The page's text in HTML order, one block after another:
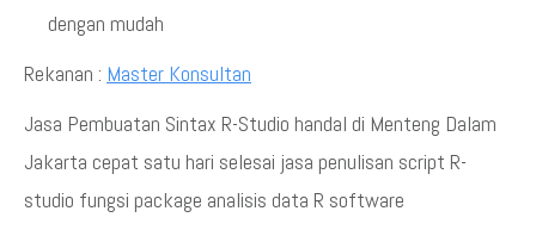
dengan mudah
Rekanan : Master Konsultan
Jasa Pembuatan Sintax R-Studio handal di Menteng Dalam
Jakarta cepat satu hari selesai jasa penulisan script R-
studio fungsi package analisis data R software